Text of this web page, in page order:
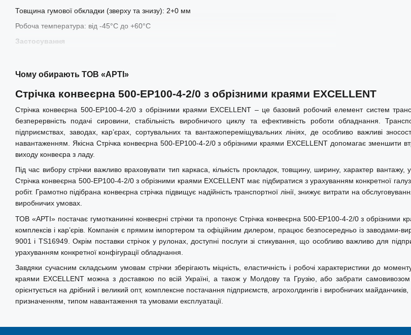
Товщина гумової обкладки (зверху та знизу): 2+0 мм
Робоча температура: від -45°C до +60°C
Застосування
аграрному секторі та на транспортних системах різного типу.
Переваги тканини EP:
• Низьке подовження при навантаженні
• Висока міцність і стабільність розмірів
• Стійкість до вологи, плісняви та деформацій
• Надійна робота у складних та інтенсивних умовах експлуатації
Про виробника:
EXCELLENT — власна торгова марка компанії АРТІ, під якою виготовляється широкий спектр
постачається на ринок понад 20 років і зарекомендувала себе як стабільне та перевірене
рішення для щоденної експлуатації. Виробництво здійснюється з урахуванням міжнародних
стандартів якості, що забезпечує надійність, стабільні технічні характеристики та оптимальне
співвідношення ціни і ресурсу.
Чому обирають ТОВ «АРТІ»
Стрічка конвеєрна 500-EP100-4-2/0 з обрізними краями EXCELLENT
Стрічка конвеєрна 500-EP100-4-2/0 з обрізними краями EXCELLENT – це базовий робочий елемент систем
безперервність подачі сировини, стабільність виробничого циклу та ефективність роботи обладнання.
підприємствах, заводах, кар’єрах, сортувальних та вантажопереміщувальних лініях, де особливо важливі
навантаженням. Якісна Стрічка конвеєрна 500-EP100-4-2/0 з обрізними краями EXCELLENT допомагає зменшити
виходу конвеєра з ладу.
Під час вибору стрічки важливо враховувати тип каркаса, кількість прокладок, товщину, ширину, характер
Стрічка конвеєрна 500-EP100-4-2/0 з обрізними краями EXCELLENT має підбиратися з урахуванням конкретної
робіт. Грамотно підібрана конвеєрна стрічка підвищує надійність транспортної лінії, знижує витрати на
виробничих умовах.
ТОВ «АРТІ» постачає гумотканинні конвеєрні стрічки та пропонує Стрічка конвеєрна 500-EP100-4-2/0 з обрізними
комплексів і кар’єрів. Компанія є прямим імпортером та офіційним дилером, працює безпосередньо із заводами-
9001 і TS16949. Окрім поставки стрічок у рулонах, доступні послуги зі стикування, що особливо важливо для
урахуванням конкретної конфігурації обладнання.
Завдяки сучасним складським умовам стрічки зберігають міцність, еластичність і робочі характеристики до
краями EXCELLENT можна з доставкою по всій Україні, а також у Молдову та Грузію, або забрати
орієнтується на дрібний і великий опт, комплексне постачання підприємств, агрохолдингів і виробничих
призначенням, типом навантаження та умовами експлуатації.